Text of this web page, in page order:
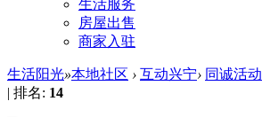
生活服务
房屋出售
商家入驻
生活阳光»本地社区 › 互动兴宁› 同诚活动
| 排名: 14